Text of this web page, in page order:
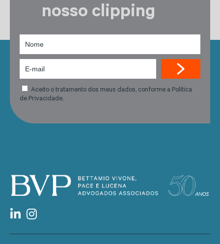
nosso clipping
Aceito o tratamento dos meus dados, conforme a Política
de Privacidade.